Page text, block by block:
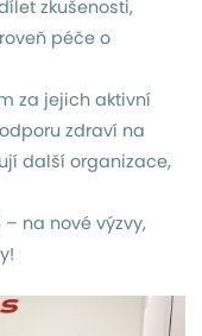
zkušenosti,
péče o
za jejich aktivní
zdraví na
další organizace,
na nové výzvy,